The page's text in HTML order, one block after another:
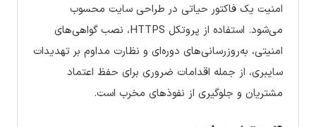
امنیت یک فاکتور حیاتی در طراحی سایت محسوب
می‌شود. استفاده از پروتکل HTTPS، نصب گواهی‌های
امنیتی، به‌روزرسانی‌های دوره‌ای و نظارت مداوم بر تهدیدات
سایبری، از جمله اقدامات ضروری برای حفظ اعتماد
مشتریان و جلوگیری از نفوذهای مخرب است.